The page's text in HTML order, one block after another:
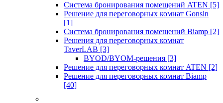
Система бронирования помещений ATEN [5]
Решение для переговорных комнат Gonsin
[1]
Система бронирования помещений Biamp [2]
Решения для переговорных комнат
TaverLAB [3]
BYOD/BYOM-решения [3]
Решение для переговорных комнат ATEN [2]
Решение для переговорных комнат Biamp
[40]